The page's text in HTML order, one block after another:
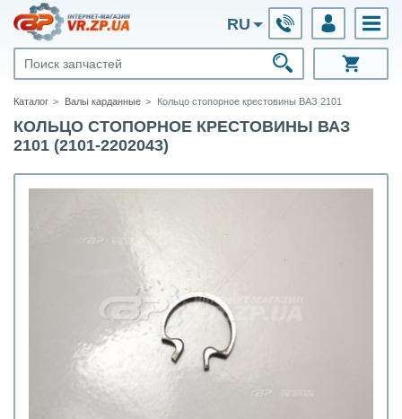
RU
Каталог Валы карданные Кольцо стопорное крестовины ВАЗ 2101
КОЛЬЦО СТОПОРНОЕ КРЕСТОВИНЫ ВАЗ
2101 (2101-2202043)